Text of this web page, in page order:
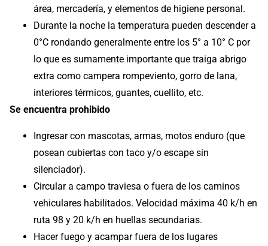
área, mercadería, y elementos de higiene personal.
Durante la noche la temperatura pueden descender a
0°C rondando generalmente entre los 5° a 10° C por
lo que es sumamente importante que traiga abrigo
extra como campera rompeviento, gorro de lana,
interiores térmicos, guantes, cuellito, etc.
Se encuentra prohibido
Ingresar con mascotas, armas, motos enduro (que
posean cubiertas con taco y/o escape sin
silenciador).
Circular a campo traviesa o fuera de los caminos
vehiculares habilitados. Velocidad máxima 40 k/h en
ruta 98 y 20 k/h en huellas secundarias.
Hacer fuego y acampar fuera de los lugares